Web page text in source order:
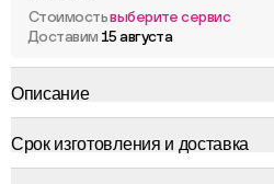
Стоимостьвыберите сервис
Доставим 15 августа
Описание
Срок изготовления и доставка